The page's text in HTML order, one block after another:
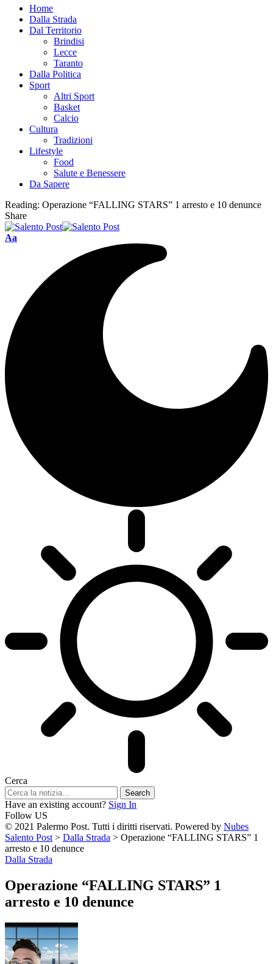
Home
Dalla Strada
Dal Territorio
Brindisi
Lecce
Taranto
Dalla Politica
Sport
Altri Sport
Basket
Calcio
Cultura
Tradizioni
Lifestyle
Food
Salute e Benessere
Da Sapere
Reading: Operazione “FALLING STARS” 1 arresto e 10 denunce
Share
Aa
Cerca
Have an existing account? Sign In
Follow US
© 2021 Palermo Post. Tutti i diritti riservati. Powered by Nubes
Salento Post > Dalla Strada > Operazione “FALLING STARS” 1
arresto e 10 denunce
Dalla Strada
Operazione “FALLING STARS” 1
arresto e 10 denunce